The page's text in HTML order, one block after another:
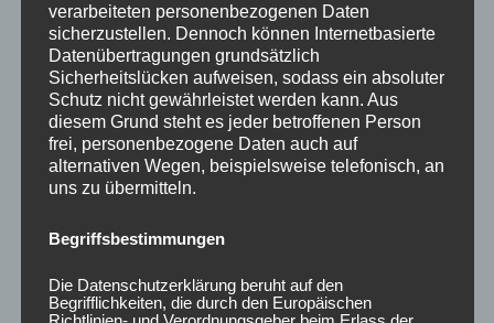
CONCAVER CVR1
19×8 ET40 5×112
Double Tinted Black
425,00€ *
von
CONCAVER CVR1
19×8,5 ET45 5×112
Carbon Graphite
450,00 €360,00€ *
verarbeiteten personenbezogenen Daten
sicherzustellen. Dennoch können Internetbasierte
Datenübertragungen grundsätzlich
Sicherheitslücken aufweisen, sodass ein absoluter
Schutz nicht gewährleistet werden kann. Aus
diesem Grund steht es jeder betroffenen Person
frei, personenbezogene Daten auch auf
alternativen Wegen, beispielsweise telefonisch, an
uns zu übermitteln.
Begriffsbestimmungen
Die Datenschutzerklärung beruht auf den
Begrifflichkeiten, die durch den Europäischen